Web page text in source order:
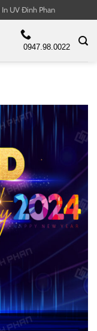
In UV Đinh Phan
0947.98.0022